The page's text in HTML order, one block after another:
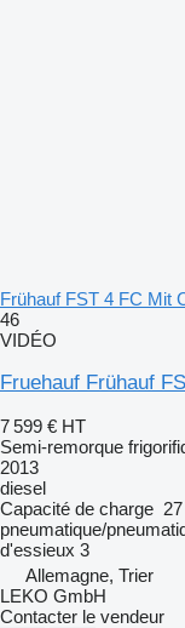
Frühauf FST 4 FC Mit
46
VIDÉO
Fruehauf Frühauf
7 599 € HT
Semi-remorque
2013
diesel
Capacité de charge
pneumatique/
d'essieux 3
Allemagne, Trier
LEKO GmbH
Contacter le vendeur